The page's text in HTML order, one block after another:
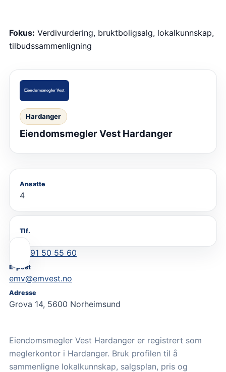
Fokus: Verdivurdering, bruktboligsalg, lokalkunnskap,
tilbudssammenligning
Hardanger
Eiendomsmegler Vest Hardanger
Ansatte
4
Tlf.
91 50 55 60
E-post
emv@emvest.no
Adresse
Grova 14, 5600 Norheimsund
Eiendomsmegler Vest Hardanger er registrert som
meglerkontor i Hardanger. Bruk profilen til å
sammenligne lokalkunnskap, salgsplan, pris og